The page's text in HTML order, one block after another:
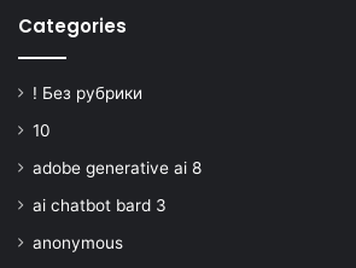
Categories
! Без рубрики
10
adobe generative ai 8
ai chatbot bard 3
anonymous